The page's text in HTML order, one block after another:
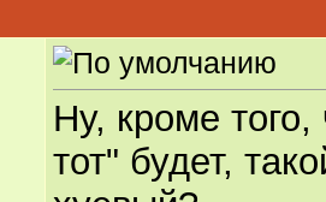
Ну, кроме
тот" будет,